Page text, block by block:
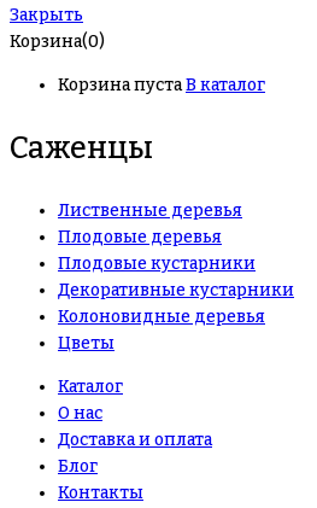
Закрыть
Корзина(0)
Корзина пустаВ каталог
Саженцы
Лиственные деревья
Плодовые деревья
Плодовые кустарники
Декоративные кустарники
Колоновидные деревья
Цветы
Каталог
О нас
Доставка и оплата
Блог
Контакты